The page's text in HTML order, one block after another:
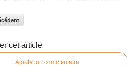
cet article
Ajouter un commentaire